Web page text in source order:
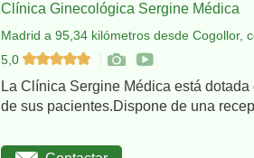
Clínica Ginecológica Sergine Médica
Madrid a 95,34 kilómetros desde Cogollor,
5,0
La Clínica Sergine Médica está
de sus pacientes.Dispone de una